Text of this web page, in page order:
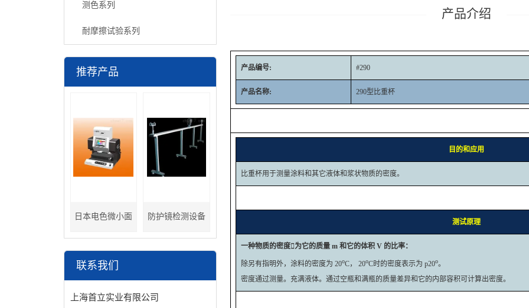
测色系列
耐摩擦试验系列
推荐产品
日本电色微小面 防护镜检测设备
联系我们
上海首立实业有限公司
产品介绍
产品编号: #290
产品名称: 290型比重杯
目的和应用
比重杯用于测量涂料和其它液体和浆状物质的密度。
测试原理
一种物质的密度为它的质量 m 和它的体积 V 的比率：
除另有指明外，涂料的密度为 20oC， 20oC时的密度表示为 p20o。
密度通过测量。充满液体。通过空瓶和满瓶的质量差异和它的内部容积可计算出密度。